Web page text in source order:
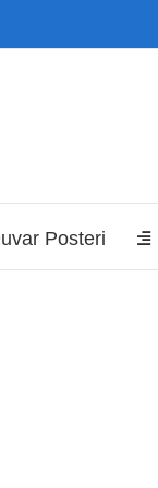
Posteri